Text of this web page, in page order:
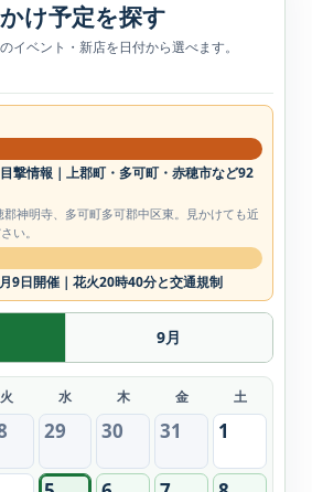
け予定を探す
イベント・新店を日付から選べます。
撃情報｜上郡町・多可町・赤穂市など92
神明寺、多可町多可郡中区東。見かけても近
い。
9日開催｜花火20時40分と交通規制
9月
火 水 木 金 土
29 30 31 1